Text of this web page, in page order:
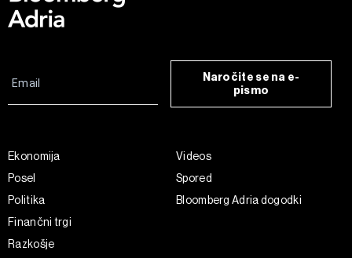
Naročite se na e-
pismo
Ekonomija
Posel
Politika
Finančni trgi
Razkošje
Videos
Spored
Bloomberg Adria dogodki